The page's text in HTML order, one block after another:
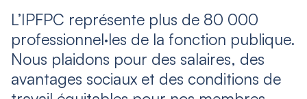
L’IPFPC représente plus de 80 000
professionnel·les de la fonction publique.
Nous plaidons pour des salaires, des
avantages sociaux et des conditions de